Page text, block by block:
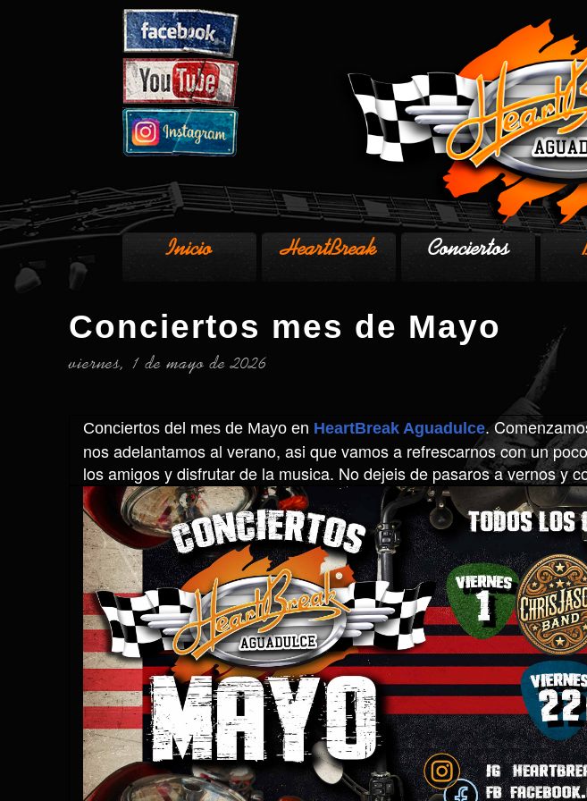
Inicio HeartBreak Conciertos
Conciertos mes de Mayo
viernes, 1 de mayo de 2026
Conciertos del mes de Mayo en HeartBreak Aguadulce.
nos adelantamos al verano, asi que vamos a refrescarnos con un
los amigos y disfrutar de la musica. No dejeis de pasaros a vernos y